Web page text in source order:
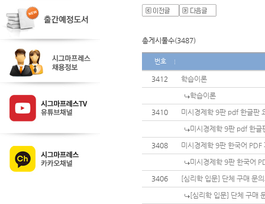
총게시물수(3487)
번호
3412
학습이론
학습이론
3410
미시경제학 9판 pdf 한글판
미시경제학 9판 pdf 한글
3408
미시경제학 9판 한국어 PDF
미시경제학 9판 한국어
3406
[심리학 입문] 단체 구매 문
[심리학 입문] 단체 구매